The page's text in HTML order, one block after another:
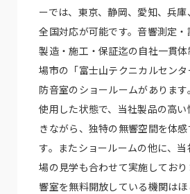
ーでは、東京、静岡、愛知、兵庫
全国対応が可能です。音響測定
製造・施工・保証迄の自社一貫
場市の「富士山テクニカルセンタ
防音室のショールームがありま
使用した状態で、当社製品の高
きながら、独特の無響空間を体
す。またショールームの他に、
場の見学も合わせて実施してお
響室を無料開放している機関は